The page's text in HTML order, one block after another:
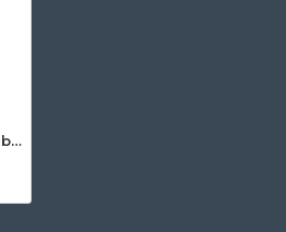
«Nabiralarimga maktublar» (lotin)